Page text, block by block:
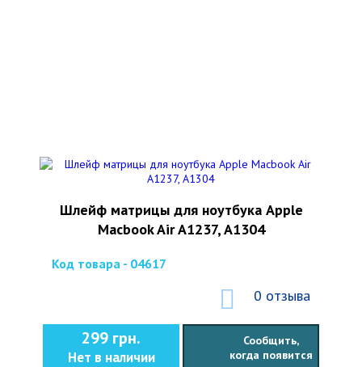
Шлейф матрицы для ноутбука Apple
Macbook Air A1237, A1304
Код товара - 04617
0 отзыва
299 грн.
Нет в наличии
Сообщить,
когда появится